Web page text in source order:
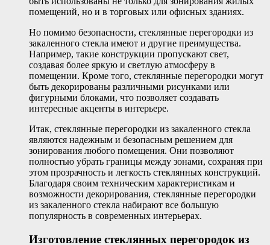
помещений, но и в торговых или офисных зданиях.
Но помимо безопасности, стеклянные перегородки из
закаленного стекла имеют и другие преимущества.
Например, такие конструкции пропускают свет,
создавая более яркую и светлую атмосферу в
помещении. Кроме того, стеклянные перегородки могут
быть декорированы различными рисунками или
фигурными блоками, что позволяет создавать
интересные акценты в интерьере.
Итак, стеклянные перегородки из закаленного стекла
являются надежным и безопасным решением для
зонирования любого помещения. Они позволяют
полностью убрать границы между зонами, сохраняя при
этом прозрачность и легкость стеклянных конструкций.
Благодаря своим техническим характеристикам и
возможности декорирования, стеклянные перегородки
из закаленного стекла набирают все большую
популярность в современных интерьерах.
Изготовление стеклянных перегородок из